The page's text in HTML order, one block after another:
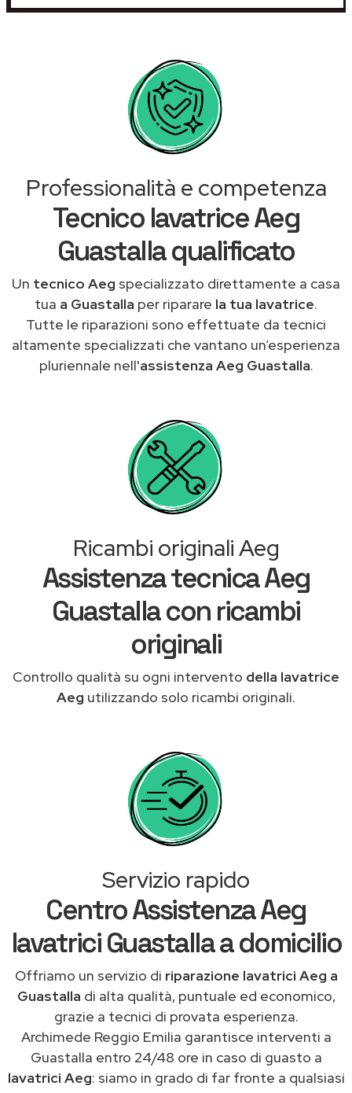
Professionalità e competenza
Tecnico lavatrice Aeg
Guastalla qualificato
Un tecnico Aeg specializzato direttamente a casa
tua a Guastalla per riparare la tua lavatrice.
Tutte le riparazioni sono effettuate da tecnici
altamente specializzati che vantano un’esperienza
pluriennale nell'assistenza Aeg Guastalla.
Ricambi originali Aeg
Assistenza tecnica Aeg
Guastalla con ricambi
originali
Controllo qualità su ogni intervento della lavatrice
Aeg utilizzando solo ricambi originali.
Servizio rapido
Centro Assistenza Aeg
lavatrici Guastalla a domicilio
Offriamo un servizio di riparazione lavatrici Aeg a
Guastalla di alta qualità, puntuale ed economico,
grazie a tecnici di provata esperienza.
Archimede Reggio Emilia garantisce interventi a
Guastalla entro 24/48 ore in caso di guasto a
lavatrici Aeg: siamo in grado di far fronte a qualsiasi